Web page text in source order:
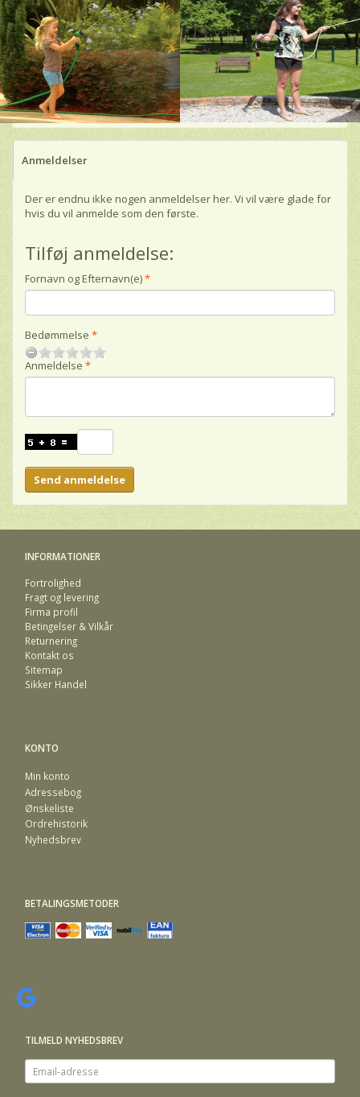
Anmeldelser
Der er endnu ikke nogen anmeldelser her. Vi vil være glade for
hvis du vil anmelde som den første.
Tilføj anmeldelse:
Fornavn og Efternavn(e)
Bedømmelse
Anmeldelse
Send anmeldelse
INFORMATIONER
Fortrolighed
Fragt og levering
Firma profil
Betingelser & Vilkår
Returnering
Kontakt os
Sitemap
Sikker Handel
KONTO
Min konto
Adressebog
Ønskeliste
Ordrehistorik
Nyhedsbrev
BETALINGSMETODER
TILMELD NYHEDSBREV
Email-
adresse